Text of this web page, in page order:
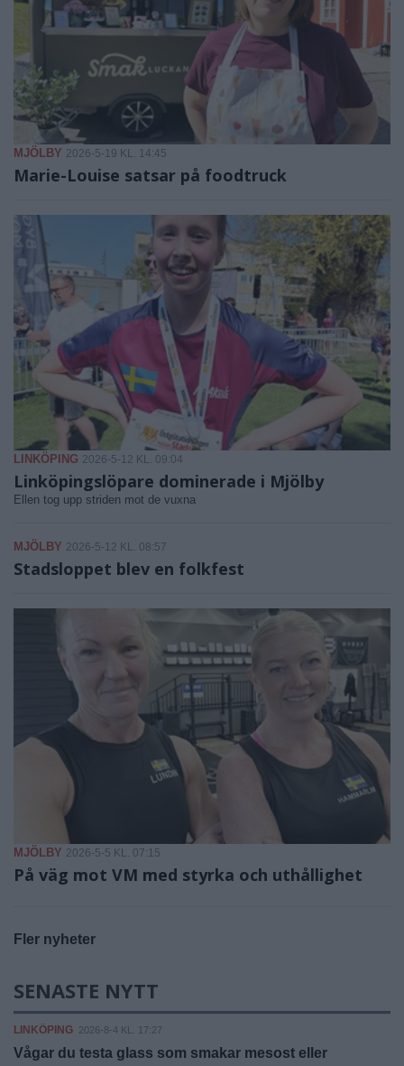
MJÖLBY 2026-5-19 KL. 14:45
Marie-Louise satsar på foodtruck
LINKÖPING 2026-5-12 KL. 09:04
Linköpingslöpare dominerade i Mjölby
Ellen tog upp striden mot de vuxna
MJÖLBY 2026-5-12 KL. 08:57
Stadsloppet blev en folkfest
MJÖLBY 2026-5-5 KL. 07:15
På väg mot VM med styrka och uthållighet
Fler nyheter
SENASTE NYTT
LINKÖPING 2026-8-4 KL. 17:27
Vågar du testa glass som smakar mesost eller